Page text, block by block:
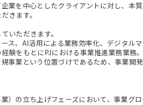
業を中心としたクライアントに対し、本
きます。
いただきます。
ス、AI活用による業務効率化、デジタル
験をもとにPJにおける事業推進業務業務。
事業という位置づけであるため、事業開
）の立ち上げフェーズにおいて、事業グ